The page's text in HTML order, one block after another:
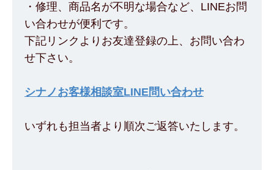
・修理、商品名が不明な場合など、LINEお問
い合わせが便利です。
下記リンクよりお友達登録の上、お問い合わ
せ下さい。
シナノお客様相談室LINE問い合わせ
いずれも担当者より順次ご返答いたします。